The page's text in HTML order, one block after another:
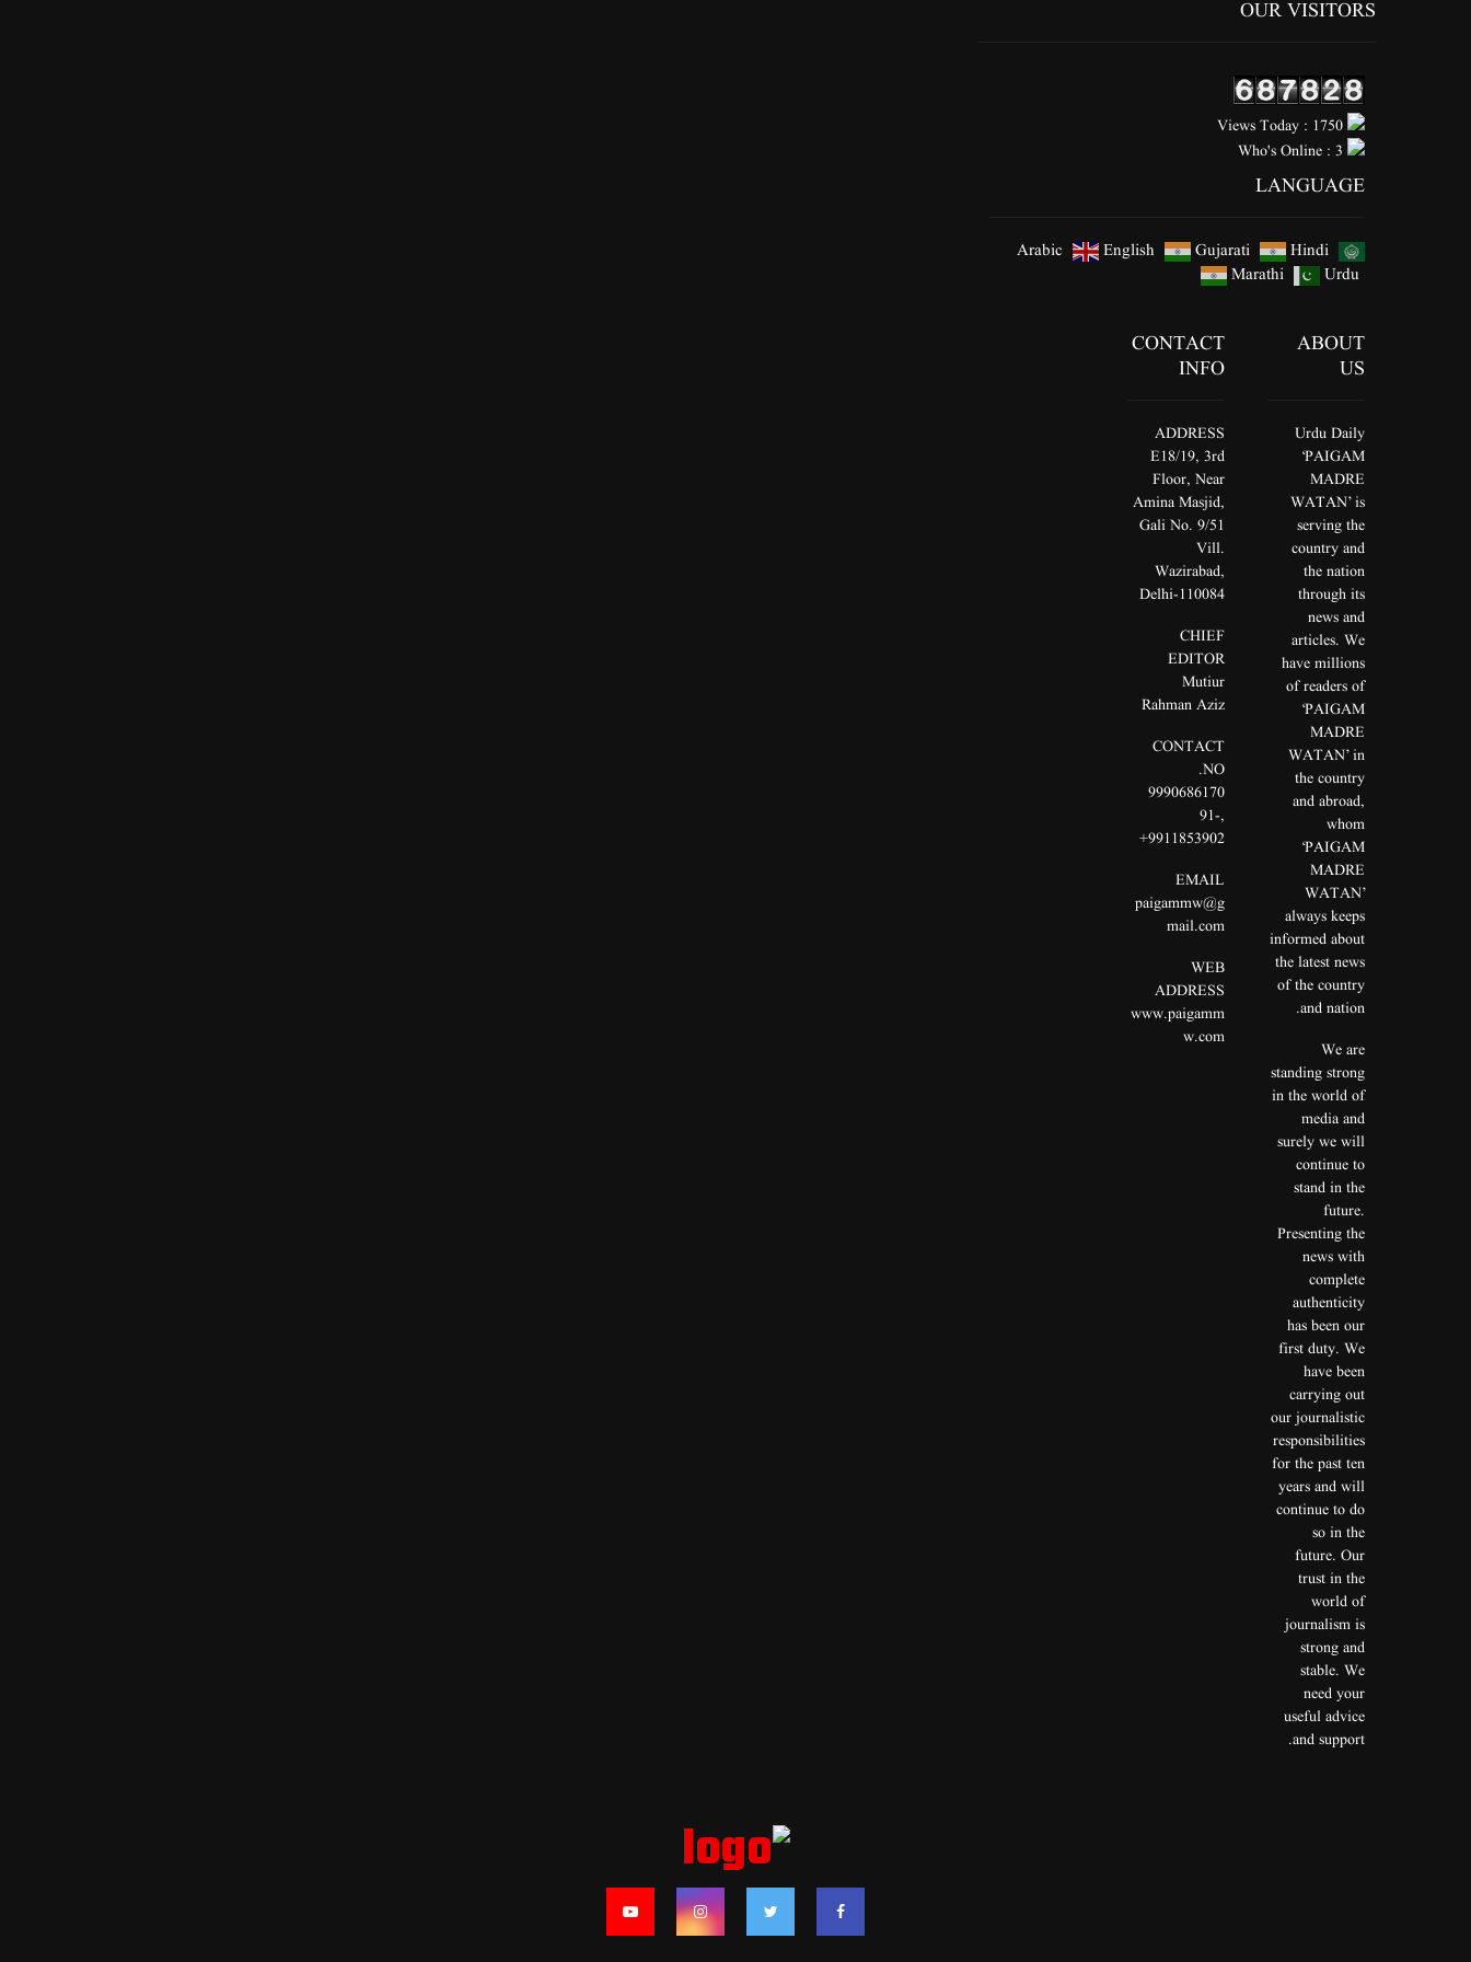
OUR VISITORS
LANGUAGE
Arabic English Gujarati
Hindi
Marathi
Urdu
ABOUT
US
Urdu Daily
‘PAIGAM
MADRE
WATAN’ is
serving the
country and
the nation
through its
news and
articles. We
have millions
of readers of
‘PAIGAM
MADRE
WATAN’ in
the country
and abroad,
whom
‘PAIGAM
MADRE
WATAN’
always keeps
informed about
the latest news
of the country
and nation.
We are
standing strong
in the world of
media and
surely we will
continue to
stand in the
future.
Presenting the
news with
complete
authenticity
has been our
first duty. We
have been
carrying out
our journalistic
responsibilities
for the past ten
years and will
continue to do
so in the
future. Our
trust in the
world of
journalism is
strong and
stable. We
need your
useful advice
and support.
CONTACT
INFO
ADDRESS
E18/19, 3rd
Floor, Near
Amina Masjid,
Gali No. 9/51
Vill.
Wazirabad,
Delhi-110084
CHIEF
EDITOR
Mutiur
Rahman Aziz
CONTACT
NO.
9990686170
,
91-
9911853902+
EMAIL
paigammw@g
mail.com
WEB
ADDRESS
www.paigamm
w.com